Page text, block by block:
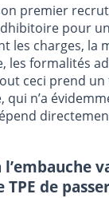
premier
pour
les charges, la
les formalités
ceci prend
qui n’a
de